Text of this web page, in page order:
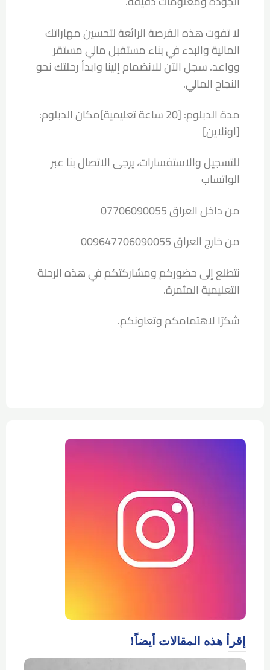
لا تفوت هذه الفرصة الرائعة لتحسين مهاراتك
المالية والبدء في بناء مستقبل مالي مستقر
وواعد. سجل الآن للانضمام إلينا وابدأ رحلتك نحو
النجاح المالي.
مدة الدبلوم: [20 ساعة تعليمية]مكان الدبلوم:
[اونلاين]
للتسجيل والاستفسارات، يرجى الاتصال بنا عبر
الواتساب
من داخل العراق 07706090055
من خارج العراق 009647706090055
نتطلع إلى حضوركم ومشاركتكم في هذه الرحلة
التعليمية المثمرة.
شكرًا لاهتمامكم وتعاونكم.
إقرأ هذه المقالات أيضاً!